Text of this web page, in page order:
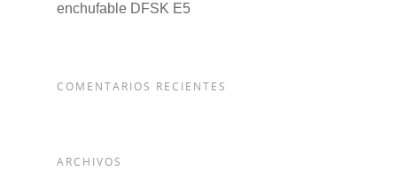
enchufable DFSK E5
COMENTARIOS RECIENTES
ARCHIVOS